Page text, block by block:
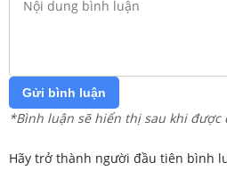
Gửi bình luận
*Bình luận sẽ hiển thị sau khi được
Hãy trở thành người đầu tiên bình